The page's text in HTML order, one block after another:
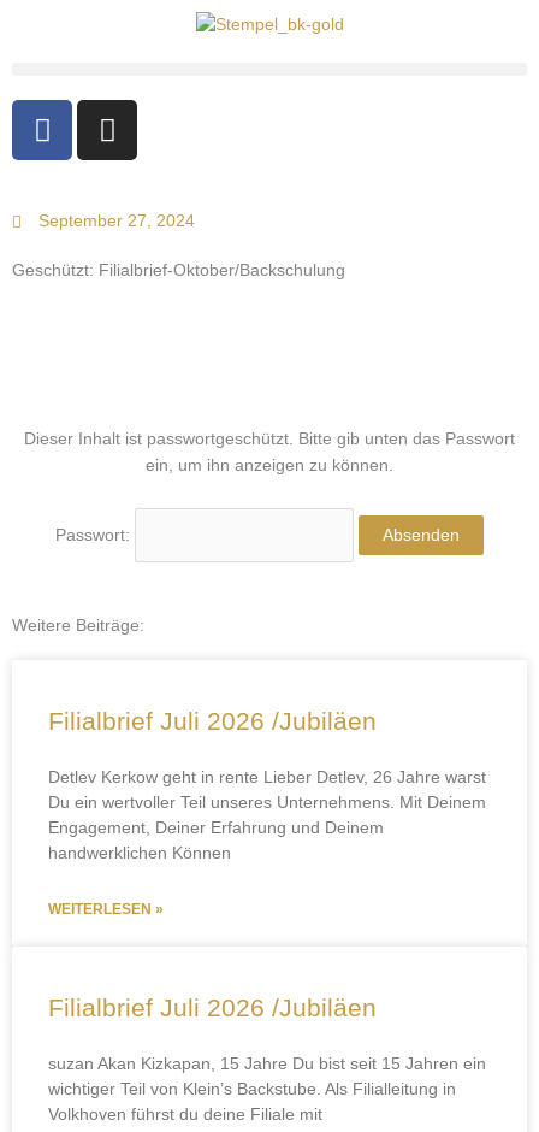
F
a
b
o
I
n
a
g
September 27, 2024
Geschützt: Filialbrief-Oktober/Backschulung
Dieser Inhalt ist passwortgeschützt. Bitte gib unten das Passwort
ein, um ihn anzeigen zu können.
Passwort:
Weitere Beiträge:
Filialbrief Juli 2026 /Jubiläen
Detlev Kerkow geht in rente Lieber Detlev, 26 Jahre warst
Du ein wertvoller Teil unseres Unternehmens. Mit Deinem
Engagement, Deiner Erfahrung und Deinem
handwerklichen Können
WEITERLESEN »
Filialbrief Juli 2026 /Jubiläen
suzan Akan Kizkapan, 15 Jahre Du bist seit 15 Jahren ein
wichtiger Teil von Klein’s Backstube. Als Filialleitung in
Volkhoven führst du deine Filiale mit